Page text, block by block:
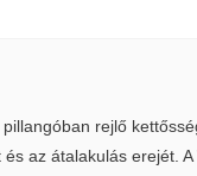
rejlő
az átalakulás erejét. A